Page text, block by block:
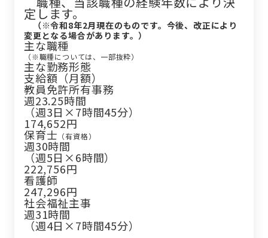
定します。
（※令和8年2月現在のものです。今後、改正により
変更となる場合があります。）
主な職種
（※職種については、一部抜粋）
主な勤務形態
支給額（月額）
教員免許所有事務
週23.25時間
（週3日×7時間45分）
174,652円
保育士 （有資格）
週30時間
（週5日×6時間）
222,756円
看護師
247,296円
社会福祉主事
週31時間
（週4日×7時間45分）